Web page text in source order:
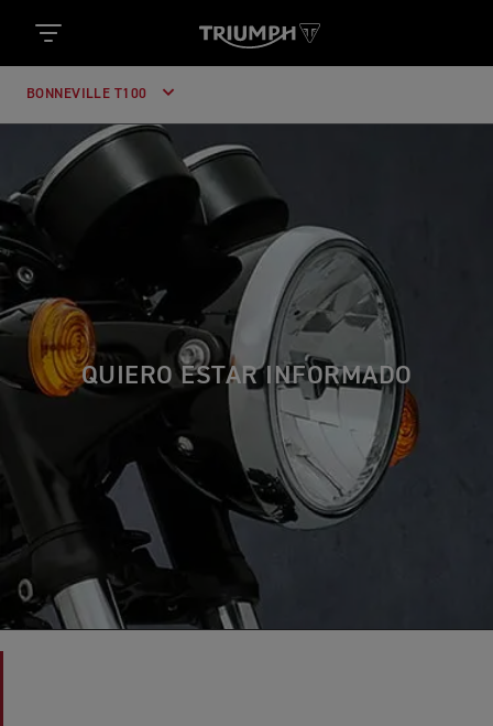
BONNEVILLE T100
QUIERO ESTAR INFORMADO